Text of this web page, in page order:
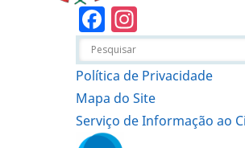
Facebook
Política de Privacidade
Mapa do Site
Serviço de Informação ao